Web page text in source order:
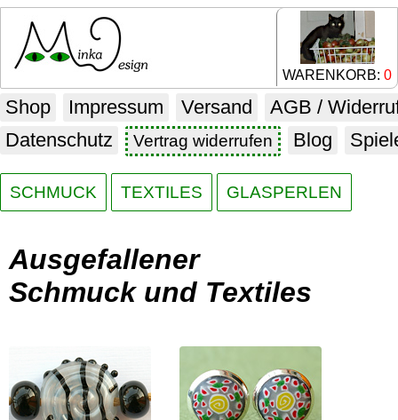
WARENKORB: 0
Shop Impressum Versand
AGB /
Datenschutz
Vertrag widerrufen Blog
SCHMUCK TEXTILES GLASPERLEN
Ausgefallener
Schmuck und Textiles